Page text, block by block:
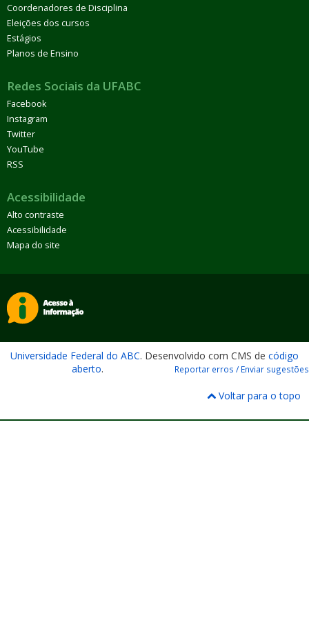
Coordenadores de Disciplina
Eleições dos cursos
Estágios
Planos de Ensino
Redes Sociais da UFABC
Facebook
Instagram
Twitter
YouTube
RSS
Acessibilidade
Alto contraste
Acessibilidade
Mapa do site
Universidade Federal do ABC. Desenvolvido com CMS de código
aberto. Reportar erros / Enviar sugestões
Voltar para o topo